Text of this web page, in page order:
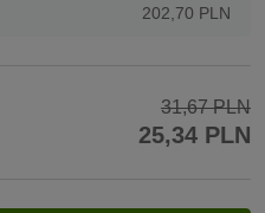
202,70 PLN
31,67 PLN
25,34 PLN